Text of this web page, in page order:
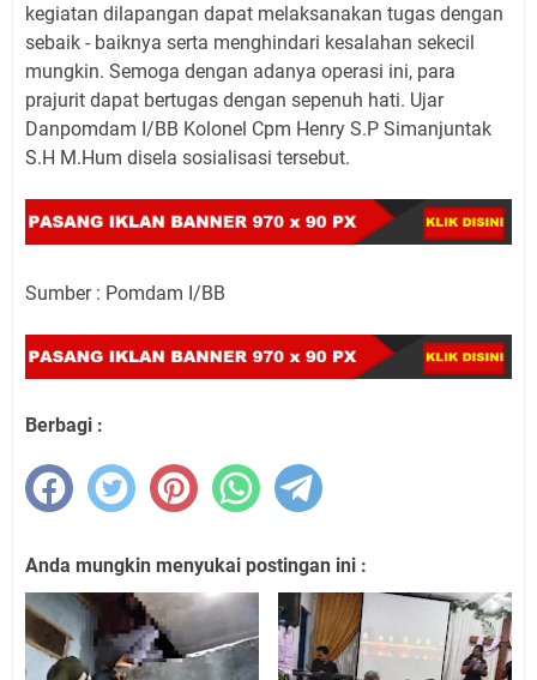
kegiatan dilapangan dapat melaksanakan tugas dengan
sebaik - baiknya serta menghindari kesalahan sekecil
mungkin. Semoga dengan adanya operasi ini, para
prajurit dapat bertugas dengan sepenuh hati. Ujar
Danpomdam I/BB Kolonel Cpm Henry S.P Simanjuntak
S.H M.Hum disela sosialisasi tersebut.
Sumber : Pomdam I/BB
Berbagi :
Anda mungkin menyukai postingan ini :